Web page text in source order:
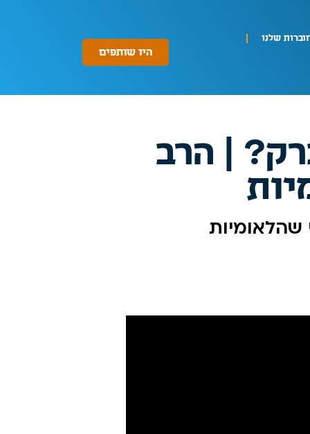
שלנו
היו שותפים
| הרב
שהלאומיות